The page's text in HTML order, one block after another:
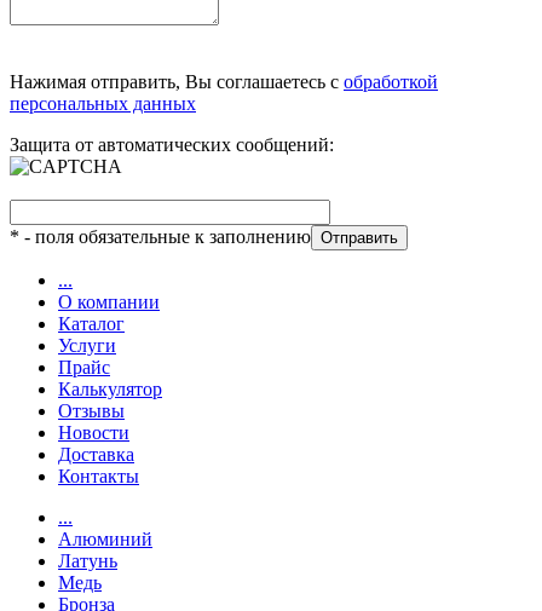
Нажимая отправить, Вы соглашаетесь с обработкой
персональных данных
Защита от автоматических сообщений:
* - поля обязательные к заполнению
...
О компании
Каталог
Услуги
Прайс
Калькулятор
Отзывы
Новости
Доставка
Контакты
...
Алюминий
Латунь
Медь
Бронза